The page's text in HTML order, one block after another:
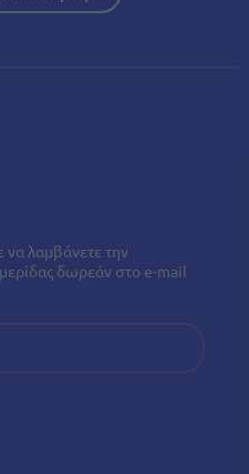
να λαμβάνετε την
δωρεάν στο e-mail